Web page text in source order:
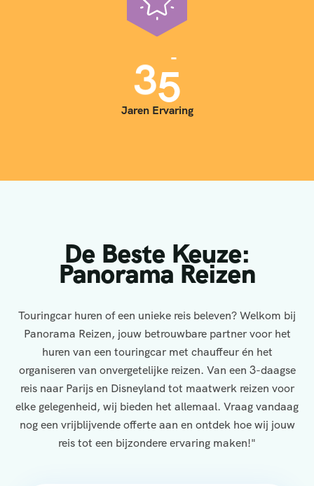
35
Jaren Ervaring
De Beste Keuze:
Panorama Reizen
Touringcar huren of een unieke reis beleven? Welkom bij
Panorama Reizen, jouw betrouwbare partner voor het
huren van een touringcar met chauffeur én het
organiseren van onvergetelijke reizen. Van een 3-daagse
reis naar Parijs en Disneyland tot maatwerk reizen voor
elke gelegenheid, wij bieden het allemaal. Vraag vandaag
nog een vrijblijvende offerte aan en ontdek hoe wij jouw
reis tot een bijzondere ervaring maken!"